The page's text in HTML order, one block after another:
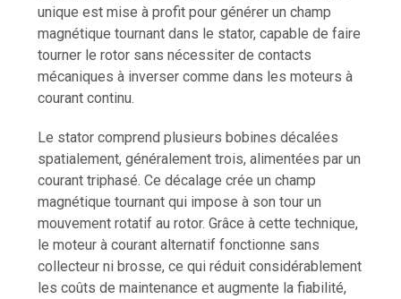
unique est mise à profit pour générer un champ
magnétique tournant dans le stator, capable de faire
tourner le rotor sans nécessiter de contacts
mécaniques à inverser comme dans les moteurs à
courant continu.
Le stator comprend plusieurs bobines décalées
spatialement, généralement trois, alimentées par un
courant triphasé. Ce décalage crée un champ
magnétique tournant qui impose à son tour un
mouvement rotatif au rotor. Grâce à cette technique,
le moteur à courant alternatif fonctionne sans
collecteur ni brosse, ce qui réduit considérablement
les coûts de maintenance et augmente la fiabilité,